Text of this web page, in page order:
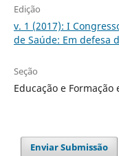
Edição
v. 1 (2017): I
de Saúde: Em defesa
Seção
Educação e Formação
Enviar Submissão